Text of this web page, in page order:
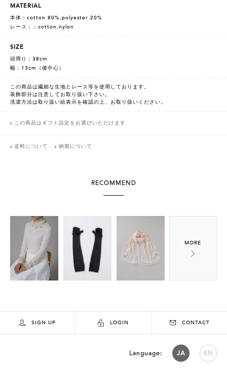
MATERIAL
本体：cotton 80%,polyester 20%
レース：：cotton,nylon
SIZE
頭周り：38cm
幅：13cm（後中心）
この商品は繊細な生地とレース等を使用しております。
装飾部分は注意してお取り扱い下さい。
洗濯方法は取り扱い絵表示を確認の上、お取り扱いください。
この商品はギフト設定をお選びいただけます
送料について 納期について
RECOMMEND
SIGN UP LOGIN CONTACT
Language: JA EN